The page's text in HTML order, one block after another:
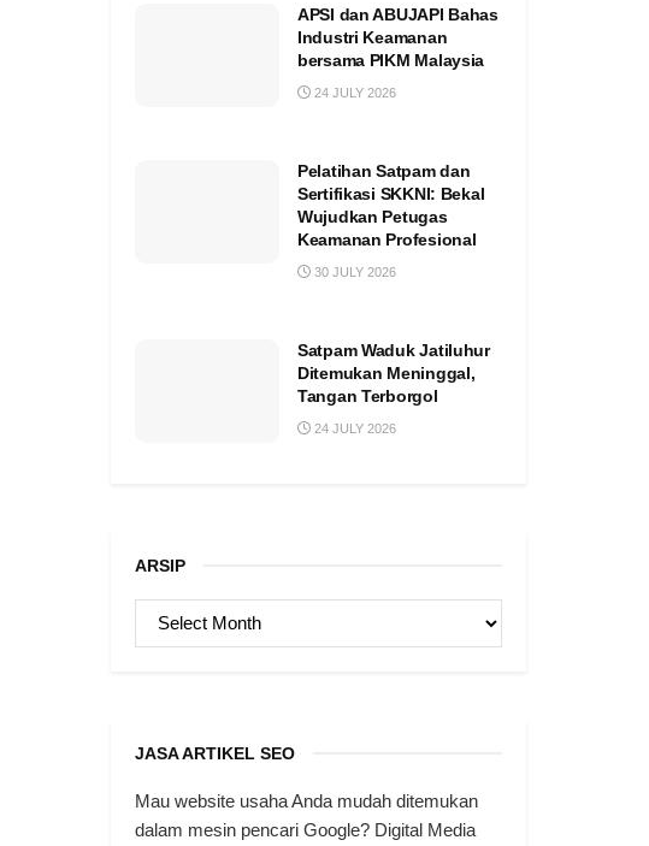
APSI dan ABUJAPI Bahas
Industri Keamanan
bersama PIKM Malaysia
24 JULY 2026
Pelatihan Satpam dan
Sertifikasi SKKNI: Bekal
Wujudkan Petugas
Keamanan Profesional
30 JULY 2026
Satpam Waduk Jatiluhur
Ditemukan Meninggal,
Tangan Terborgol
24 JULY 2026
ARSIP
ARSIP
JASA ARTIKEL SEO
Mau website usaha Anda mudah ditemukan
dalam mesin pencari Google? Digital Media